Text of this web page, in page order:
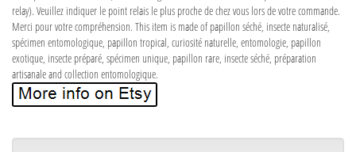
relay). Veuillez indiquer le point relais le plus proche de chez vous lors de votre commande.
Merci pour votre compréhension. This item is made of papillon séché, insecte naturalisé,
spécimen entomologique, papillon tropical, curiosité naturelle, entomologie, papillon
exotique, insecte préparé, spécimen unique, papillon rare, insecte séché, préparation
artisanale and collection entomologique.